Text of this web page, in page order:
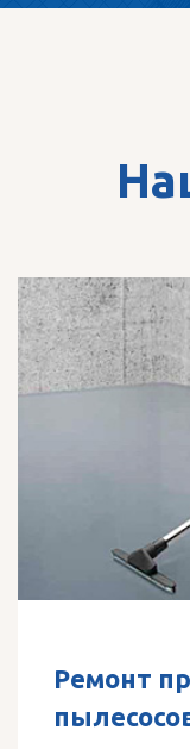
Ремонт